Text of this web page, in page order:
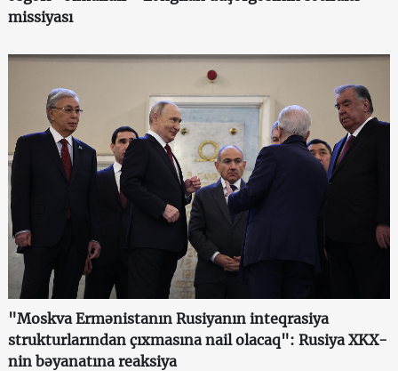
missiyası
"Moskva Ermənistanın Rusiyanın inteqrasiya
strukturlarından çıxmasına nail olacaq": Rusiya XKX-
nin bəyanatına reaksiya